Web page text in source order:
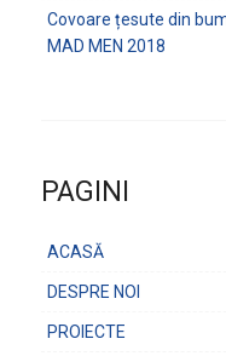
Covoare țesute din
MAD MEN 2018
PAGINI
ACASĂ
DESPRE NOI
PROIECTE